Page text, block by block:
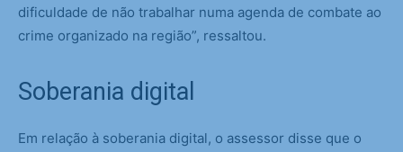
dificuldade de não trabalhar numa agenda de combate ao
crime organizado na região”, ressaltou.
Soberania digital
Em relação à soberania digital, o assessor disse que o